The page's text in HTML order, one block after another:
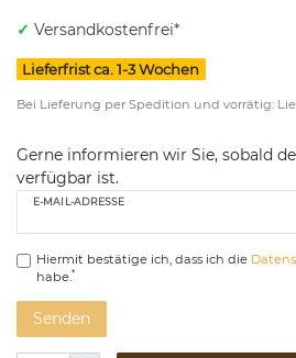
✓ Versandkostenfrei*
Lieferfrist ca. 1-3 Wochen
Bei Lieferung per Spedition und vorrätig:
Gerne informieren wir Sie, sobald
verfügbar ist.
E-MAIL-ADRESSE
Hiermit bestätige ich, dass ich die
habe.*
Senden